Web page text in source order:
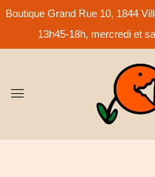
Boutique Grand Rue 10, 1844
13h45-18h, mercredi et